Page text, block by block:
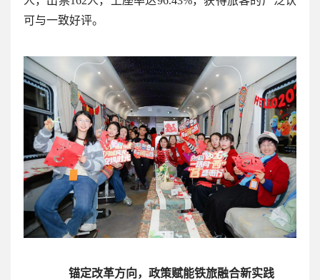
可与一致好评。
锚定改革方向， 政策赋能铁旅融合新实践